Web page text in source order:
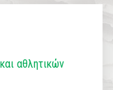
αθλητικών